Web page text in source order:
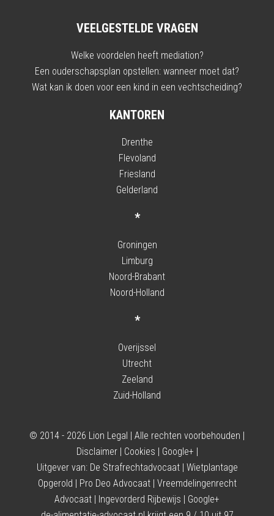
VEELGESTELDE VRAGEN
Welke voordelen heeft mediation?
Een ouderschapsplan opstellen: wanneer moet dat?
Wat kan ik doen voor een kind in een vechtscheiding?
KANTOREN
Drenthe
Flevoland
Friesland
Gelderland
*
Groningen
Limburg
Noord-Brabant
Noord-Holland
*
Overijssel
Utrecht
Zeeland
Zuid-Holland
© 2014 - 2026 Lion Legal | Alle rechten voorbehouden |
Disclaimer| Cookies | Google+ |
Uitgever van: De Strafrechtadvocaat| Wietplantage
Opgerold | Pro Deo Advocaat| Vreemdelingenrecht
Advocaat | Ingevorderd Rijbewijs | Google+